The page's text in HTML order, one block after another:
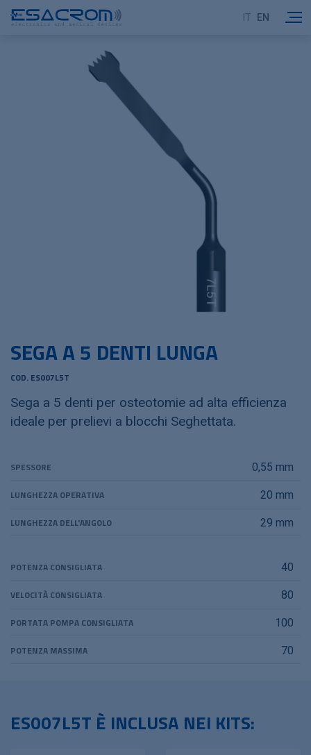
IT EN
SEGA A 5 DENTI LUNGA
COD. ES007L5T
Sega a 5 denti per osteotomie ad alta efficienza
ideale per prelievi a blocchi Seghettata.
SPESSORE 0,55 mm
LUNGHEZZA OPERATIVA 20 mm
LUNGHEZZA DELL'ANGOLO 29 mm
POTENZA CONSIGLIATA 40
VELOCITÀ CONSIGLIATA 80
PORTATA POMPA CONSIGLIATA 100
POTENZA MASSIMA 70
ES007L5T È INCLUSA NEI KITS: